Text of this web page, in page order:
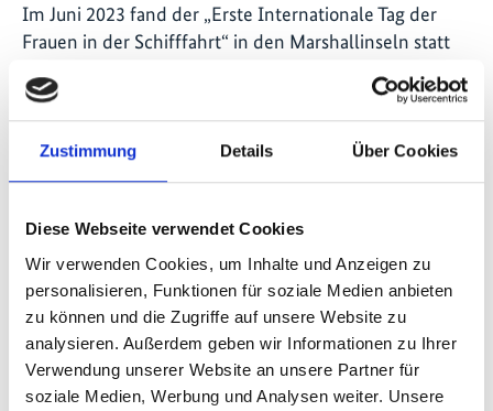
Zustimmung Details Über Cookies
Diese Webseite verwendet Cookies
Wir verwenden Cookies, um Inhalte und Anzeigen zu
personalisieren, Funktionen für soziale Medien anbieten
zu können und die Zugriffe auf unsere Website zu
analysieren. Außerdem geben wir Informationen zu Ihrer
Verwendung unserer Website an unsere Partner für
soziale Medien, Werbung und Analysen weiter. Unsere
Im Juni 2023 fand der „Erste Internationale Tag der
Frauen in der Schifffahrt“ in den Marshallinseln statt
der Gleichstellung in diesem Bereich. Auch das IKI-
Projekt war, gemeinsam mit den lokalen Partnern, an
diesem Tag aktiv vor Ort dabei.
Politische Rahmenbedingungen
weiterentwickeln
Darüber hinaus hat das Projekt bedeutende
Fortschritte in der Entwicklung von politischen
Rahmenbedingungen erzielt. Die vom Projekt